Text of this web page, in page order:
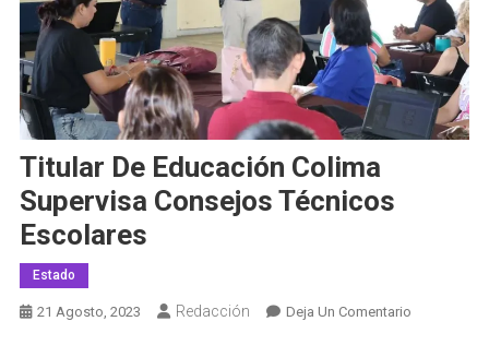
Titular De Educación Colima
Supervisa Consejos Técnicos
Escolares
Estado
21 Agosto, 2023 Redacción Deja Un ComentarioEn